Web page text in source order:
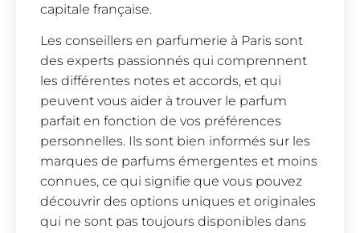
capitale française.
Les conseillers en parfumerie à Paris sont
des experts passionnés qui comprennent
les différentes notes et accords, et qui
peuvent vous aider à trouver le parfum
parfait en fonction de vos préférences
personnelles. Ils sont bien informés sur les
marques de parfums émergentes et moins
connues, ce qui signifie que vous pouvez
découvrir des options uniques et originales
qui ne sont pas toujours disponibles dans